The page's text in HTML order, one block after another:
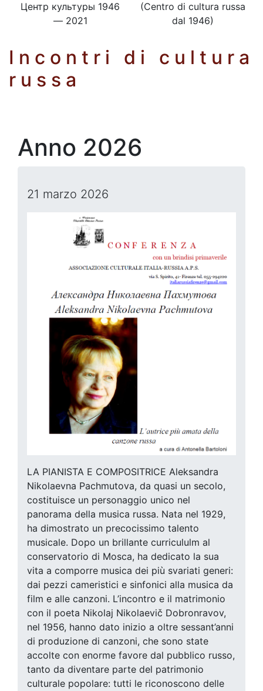
Цeнтр культуры 1946
— 2021
(Centro di cultura russa
dal 1946)
Incontri di cultura
russa
Anno 2026
21 marzo 2026
LA PIANISTA E COMPOSITRICE Aleksandra
Nikolaevna Pachmutova, da quasi un secolo,
costituisce un personaggio unico nel
panorama della musica russa. Nata nel 1929,
ha dimostrato un precocissimo talento
musicale. Dopo un brillante curricululm al
conservatorio di Mosca, ha dedicato la sua
vita a comporre musica dei più svariati generi:
dai pezzi cameristici e sinfonici alla musica da
film e alle canzoni. L’incontro e il matrimonio
con il poeta Nikolaj Nikolaevič Dobronravov,
nel 1956, hanno dato inizio a oltre sessant’anni
di produzione di canzoni, che sono state
accolte con enorme favore dal pubblico russo,
tanto da diventare parte del patrimonio
culturale popolare: tutti le riconoscono delle